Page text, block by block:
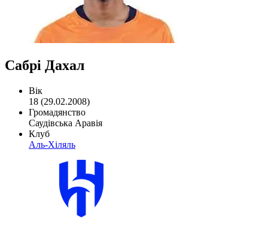
Сабрі Дахал
Вік
18 (29.02.2008)
Громадянство
Саудівська Аравія
Клуб
Аль-Хіляль